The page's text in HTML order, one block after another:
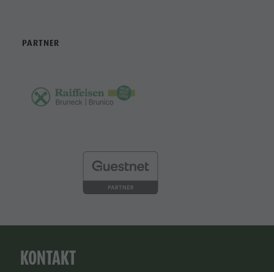
PARTNER
KONTAKT